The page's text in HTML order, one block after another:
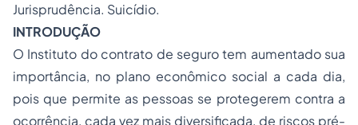
Jurisprudência. Suicídio.
INTRODUÇÃO
O Instituto do contrato de seguro tem aumentado sua
importância, no plano econômico social a cada dia,
pois que permite as pessoas se protegerem contra a
ocorrência, cada vez mais diversificada, de riscos pré-